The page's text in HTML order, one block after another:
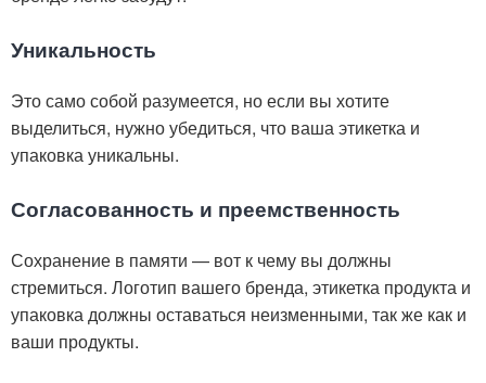
Уникальность
Это само собой разумеется, но если вы хотите
выделиться, нужно убедиться, что ваша этикетка и
упаковка уникальны.
Согласованность и преемственность
Сохранение в памяти — вот к чему вы должны
стремиться. Логотип вашего бренда, этикетка продукта и
упаковка должны оставаться неизменными, так же как и
ваши продукты.